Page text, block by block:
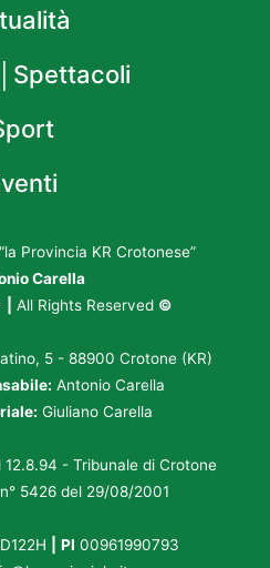
“la Provincia KR Crotonese”
Carella
All Rights Reserved ©
5 - 88900 Crotone (KR)
Antonio Carella
Giuliano Carella
12.8.94 - Tribunale di Crotone
n° 5426 del 29/08/2001
PI 00961990793